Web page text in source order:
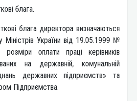
блага.
блага директора визначаються
Міністрів України від 19.05.1999 №
оплати праці керівників
на державній, комунальній
державних підприємств» та
Підприємства.